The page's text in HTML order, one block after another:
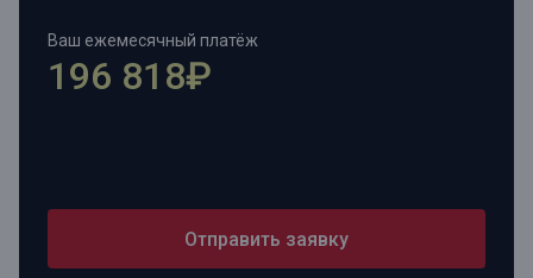
Ваш ежемесячный платёж
196 818₽
Отправить заявку